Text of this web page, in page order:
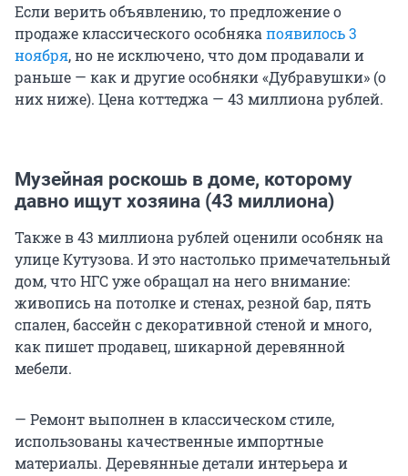
Если верить объявлению, то предложение о
продаже классического особняка появилось 3
ноября, но не исключено, что дом продавали и
раньше — как и другие особняки «Дубравушки» (о
них ниже). Цена коттеджа — 43 миллиона рублей.
Музейная роскошь в доме, которому
давно ищут хозяина (43 миллиона)
Также в 43 миллиона рублей оценили особняк на
улице Кутузова. И это настолько примечательный
дом, что НГС уже обращал на него внимание:
живопись на потолке и стенах, резной бар, пять
спален, бассейн с декоративной стеной и много,
как пишет продавец, шикарной деревянной
мебели.
— Ремонт выполнен в классическом стиле,
использованы качественные импортные
материалы. Деревянные детали интерьера и